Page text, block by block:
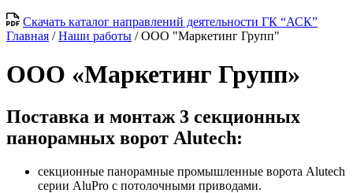
Скачать каталог направлений деятельности ГК “АСК”
Главная /Наши работы /ООО "Маркетинг Групп"
ООО «Маркетинг Групп»
Поставка и монтаж 3 секционных
панорамных ворот Alutech:
секционные панорамные промышленные ворота Alutech
серии AluPro с потолочными приводами.